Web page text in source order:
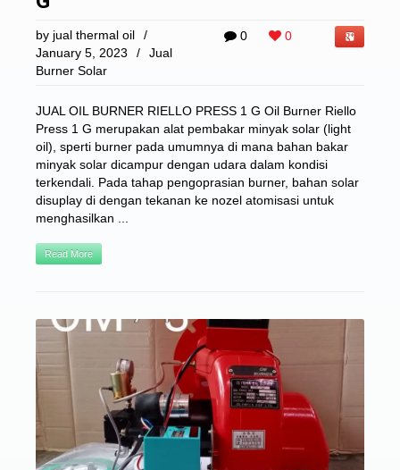
0 0
by jual thermal oil
/
January 5, 2023
/
Jual
Burner Solar
JUAL OIL BURNER RIELLO PRESS 1 G Oil Burner Riello
Press 1 G merupakan alat pembakar minyak solar (light
oil), sperti burner pada umumnya di mana bahan bakar
minyak solar dicampur dengan udara dalam kondisi
terkendali. Pada tahap pengoprasian burner, bahan solar
disuplay di dengan tekanan ke nozel atomisasi untuk
menghasilkan ...
Read More